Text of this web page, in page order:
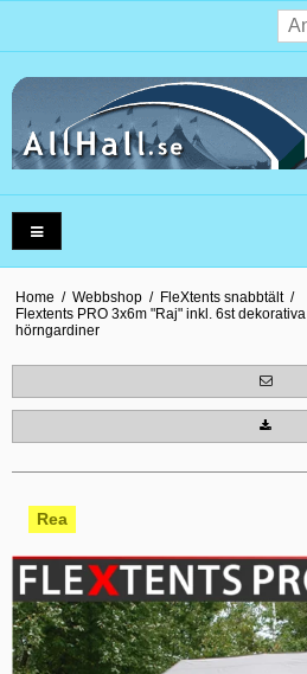
Home / Webbshop / FleXtents snabbtält /
Flextents PRO 3x6m "Raj" inkl. 6st dekorativa
hörngardiner
Rea